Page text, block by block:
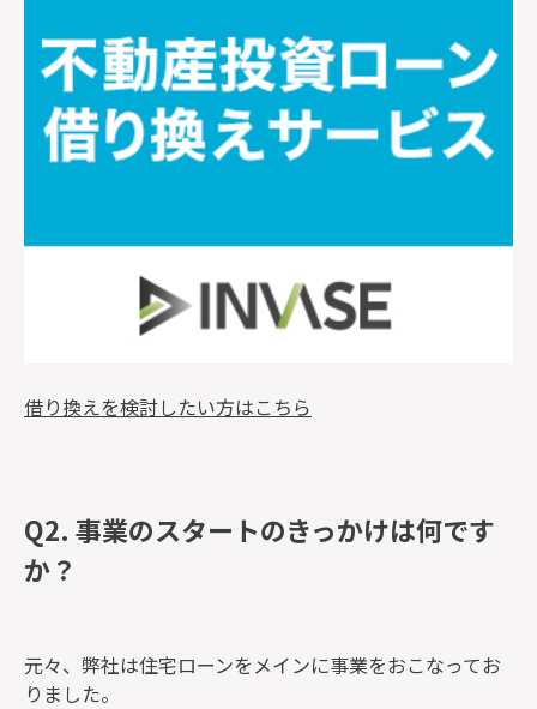
借り換えを検討したい方はこちら
Q2. 事業のスタートのきっかけは何です
か？
元々、弊社は住宅ローンをメインに事業をおこなってお
りました。